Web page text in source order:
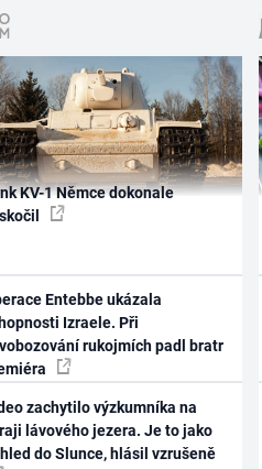
KV-1 Němce dokonale
Entebbe ukázala
Izraele. Při
rukojmích padl bratr
zachytilo výzkumníka na
lávového jezera. Je to jako
do Slunce, hlásil vzrušeně